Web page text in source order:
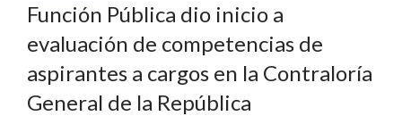
Función Pública dio inicio a
evaluación de competencias de
aspirantes a cargos en la Contraloría
General de la República